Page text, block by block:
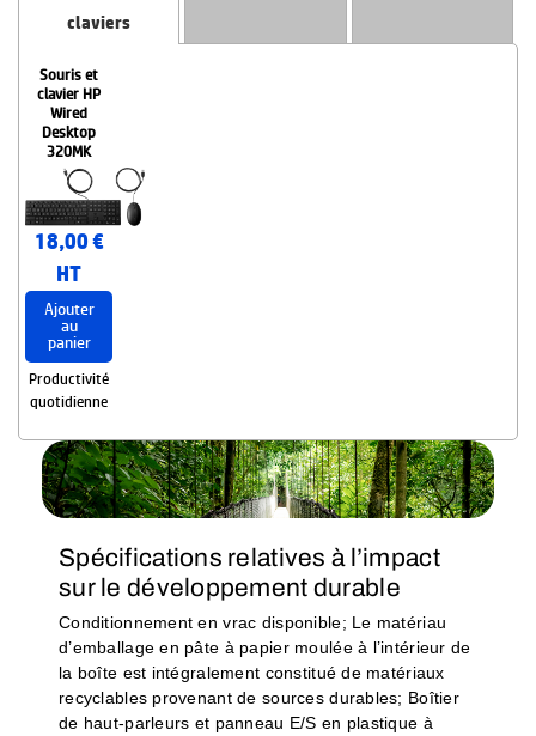
claviers
Souris et
clavier HP
Wired
Desktop
320MK
18,00 €
HT
Ajouter
au
panier
Productivité
quotidienne
Spécifications relatives à l’impact
sur le développement durable
Conditionnement en vrac disponible; Le matériau
d’emballage en pâte à papier moulée à l’intérieur de
la boîte est intégralement constitué de matériaux
recyclables provenant de sources durables; Boîtier
de haut-parleurs et panneau E/S en plastique à